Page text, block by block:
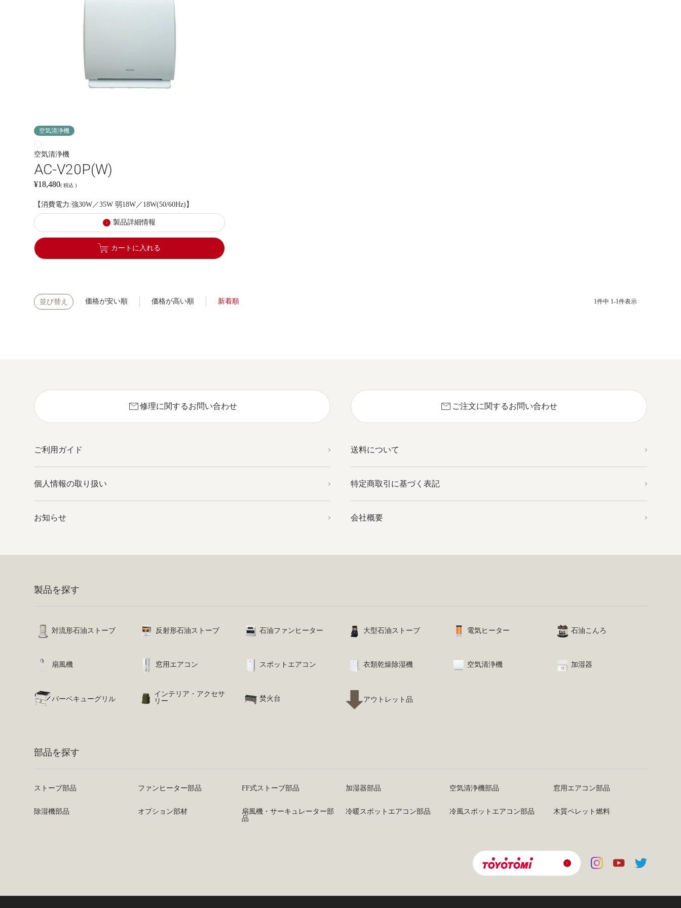
空気清浄機
空気清浄機
AC-V20P(W)
¥18,480 税込
【消費電力:強30W／35W 弱18W／18W(50/60Hz)】
製品詳細情報
カートに入れる
並び替え 価格が安い順 価格が高い順 新着順 1件中 1-1件表示
mail修理に関するお問い合わせ mail ご注文に関するお問い合わせ
ご利用ガイド 送料について
個人情報の取り扱い 特定商取引に基づく表記
お知らせ 会社概要
製品を探す
対流形石油ストーブ 反射形石油ストーブ 石油ファンヒーター 大型石油ストーブ 電気ヒーター 石油こんろ
扇風機 窓用エアコン スポットエアコン 衣類乾燥除湿機 空気清浄機 加湿器
バーベキューグリル
インテリア・アクセサ
リー
焚火台 アウトレット品
部品を探す
ストーブ部品 ファンヒーター部品 FF式ストーブ部品 加湿器部品 空気清浄機部品 窓用エアコン部品
除湿機部品 オプション部材
扇風機・サーキュレーター部
品
冷暖スポットエアコン部品 冷風スポットエアコン部品 木質ペレット燃料